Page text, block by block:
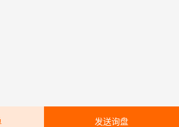
线缆无压印无刮痕。(带剥皮加压功能)
送料步进电机、刀架伺服电机)
节压轮高度
，95kg
发送询盘